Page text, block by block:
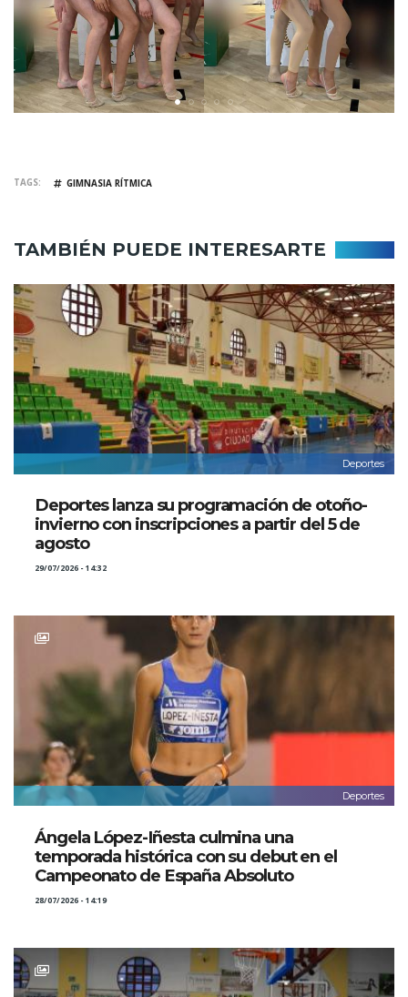
TAGS GIMNASIA RÍTMICA
TAMBIÉN PUEDE INTERESARTE
Deportes
Deportes lanza su programación de otoño-
invierno con inscripciones a partir del 5 de
agosto
29/07/2026 - 14:32
Deportes
Ángela López-Iñesta culmina una
temporada histórica con su debut en el
Campeonato de España Absoluto
28/07/2026 - 14:19